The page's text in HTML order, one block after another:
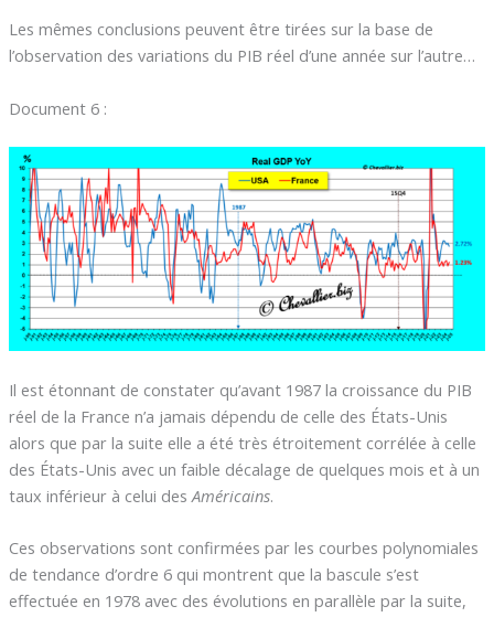
Les mêmes conclusions peuvent être tirées sur la base de
l’observation des variations du PIB réel d’une année sur l’autre…
Document 6 :
Il est étonnant de constater qu’avant 1987 la croissance du PIB
réel de la France n’a jamais dépendu de celle des États-Unis
alors que par la suite elle a été très étroitement corrélée à celle
des États-Unis avec un faible décalage de quelques mois et à un
taux inférieur à celui des Américains.
Ces observations sont confirmées par les courbes polynomiales
de tendance d’ordre 6 qui montrent que la bascule s’est
effectuée en 1978 avec des évolutions en parallèle par la suite,